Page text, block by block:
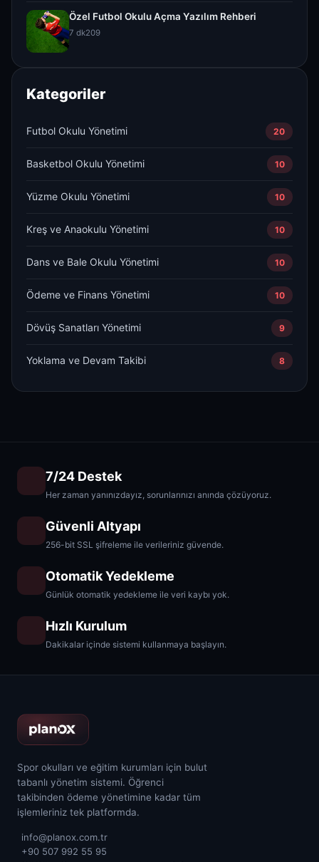
Özel Futbol Okulu Açma Yazılım Rehberi
7 dk209
Kategoriler
Futbol Okulu Yönetimi 20
Basketbol Okulu Yönetimi 10
Yüzme Okulu Yönetimi 10
Kreş ve Anaokulu Yönetimi 10
Dans ve Bale Okulu Yönetimi 10
Ödeme ve Finans Yönetimi 10
Dövüş Sanatları Yönetimi 9
Yoklama ve Devam Takibi 8
7/24 Destek
Her zaman yanınızdayız, sorunlarınızı anında çözüyoruz.
Güvenli Altyapı
256-bit SSL şifreleme ile verileriniz güvende.
Otomatik Yedekleme
Günlük otomatik yedekleme ile veri kaybı yok.
Hızlı Kurulum
Dakikalar içinde sistemi kullanmaya başlayın.
Spor okulları ve eğitim kurumları için bulut
tabanlı yönetim sistemi. Öğrenci
takibinden ödeme yönetimine kadar tüm
işlemleriniz tek platformda.
info@planox.com.tr
+90 507 992 55 95